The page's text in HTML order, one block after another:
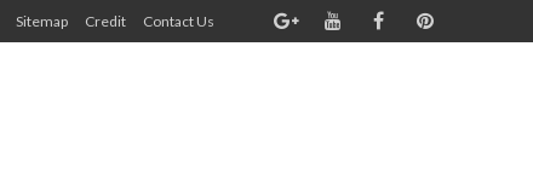
Sitemap Credit Contact Us